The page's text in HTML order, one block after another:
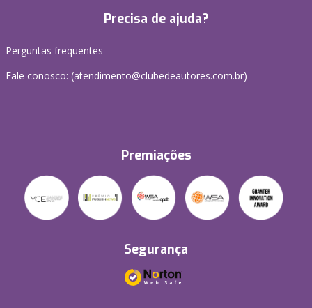
Precisa de ajuda?
Perguntas frequentes
Fale conosco: (atendimento@clubedeautores.com.br)
Premiações
Segurança